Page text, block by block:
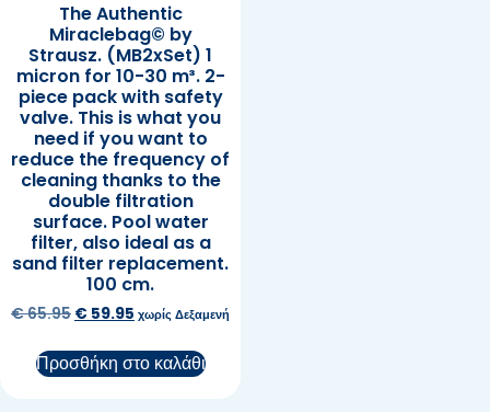
The Authentic
Miraclebag© by
Strausz. (MB2xSet) 1
micron for 10-30 m³. 2-
piece pack with safety
valve. This is what you
need if you want to
reduce the frequency of
cleaning thanks to the
double filtration
surface. Pool water
filter, also ideal as a
sand filter replacement.
100 cm.
€65.95 € 59.95 χωρίς Δεξαμενή
Προσθήκη στο καλάθι